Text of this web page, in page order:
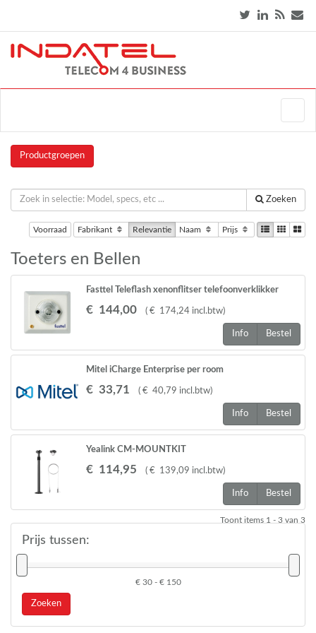
Productgroepen
Zoeken
Voorraad Fabrikant Relevantie Naam Prijs
Toeters en Bellen
Fasttel Teleflash xenonflitser telefoonverklikker
€ 144,00 ( € 174,24 incl.btw)
Info Bestel
Mitel iCharge Enterprise per room
€ 33,71 ( € 40,79 incl.btw)
Info Bestel
Yealink CM-MOUNTKIT
€ 114,95 ( € 139,09 incl.btw)
Info Bestel
Toont items 1 - 3 van 3
Prijs tussen:
€ 30 - € 150
Zoeken